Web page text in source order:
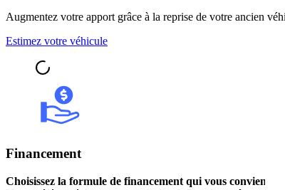
Augmentez votre apport grâce à la reprise de votre ancien
Estimez votre véhicule
Financement
Choisissez la formule de financement qui vous convient,